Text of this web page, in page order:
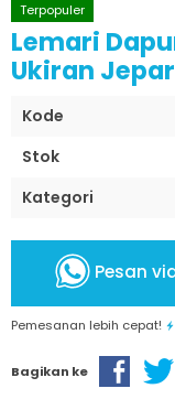
Terpopuler
Lemari
Ukiran
Kode
Stok
Kategori
Pesan
Pemesanan lebih cepat!
Bagikan ke